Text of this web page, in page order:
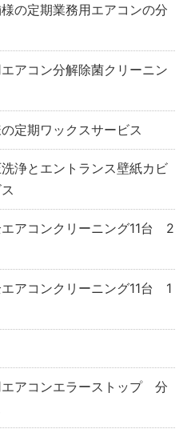
の定期業務用エアコンの分
コン分解除菌クリーニン
定期ワックスサービス
浄とエントランス壁紙カビ
アコンクリーニング11台 2
アコンクリーニング11台 1
アコンエラーストップ 分